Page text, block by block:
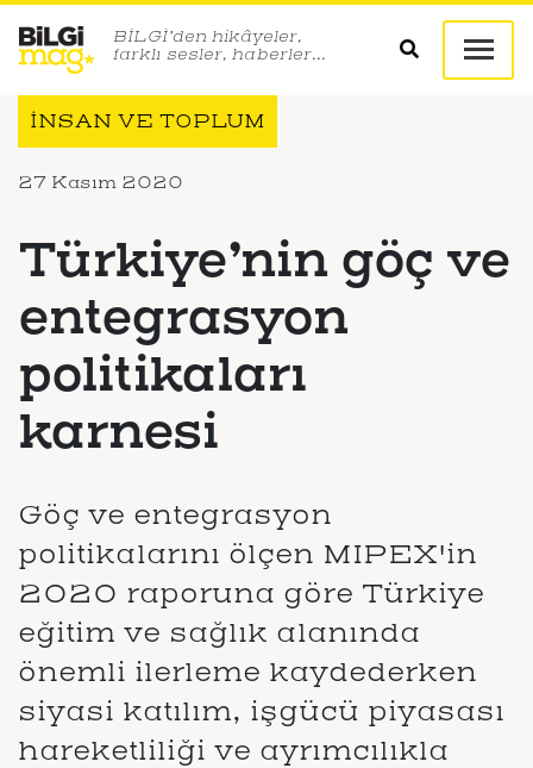
BİLGİ’den hikâyeler,
farklı sesler, haberler…
İNSAN VE TOPLUM
27 Kasım 2020
Türkiye’nin göç ve
entegrasyon
politikaları
karnesi
Göç ve entegrasyon
politikalarını ölçen MIPEX'in
2020 raporuna göre Türkiye
eğitim ve sağlık alanında
önemli ilerleme kaydederken
siyasi katılım, işgücü piyasası
hareketliliği ve ayrımcılıkla